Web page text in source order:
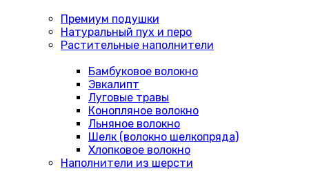
Премиум подушки
Натуральный пух и перо
Растительные наполнители
Бамбуковое волокно
Эвкалипт
Луговые травы
Конопляное волокно
Льняное волокно
Шелк (волокно шелкопряда)
Хлопковое волокно
Наполнители из шерсти